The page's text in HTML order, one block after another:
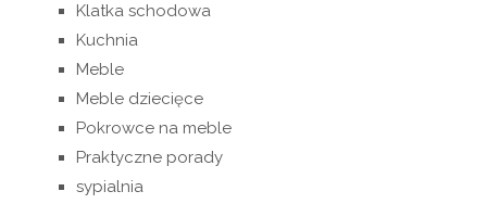
Klatka schodowa
Kuchnia
Meble
Meble dziecięce
Pokrowce na meble
Praktyczne porady
sypialnia